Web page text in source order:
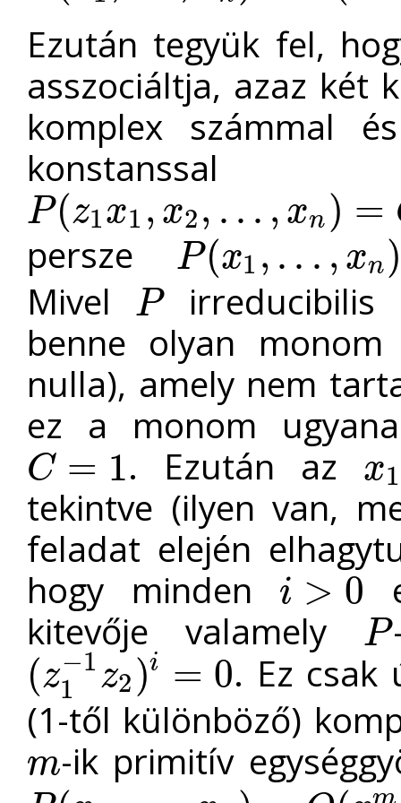
Ezután tegyük fel,
asszociáltja, azaz két
komplex számmal
konstanssal
P(z1x1 , x2, . . . , xn ) =
P(z1x 1,x2 ,...,xn = CP(z2 x ,x 2 ., n
persze P(x1 , . . . , xn
P(x1, ..,xn) =C P z1 −1 z 2x1,x2 ..
Mivel P
P
irreducibilis
benne olyan
nulla), amely nem
ez a monom
C = 1
C=1 . Ezután az x1
x1
tekintve (ilyen van,
feladat elején
hogy minden
i > 0
i>
kitevője valamely
P
P
(z−1
1
z2)i = 0
(z 1−1 =0
. Ez csak
(1-től különböző)
m
m -ik primitív